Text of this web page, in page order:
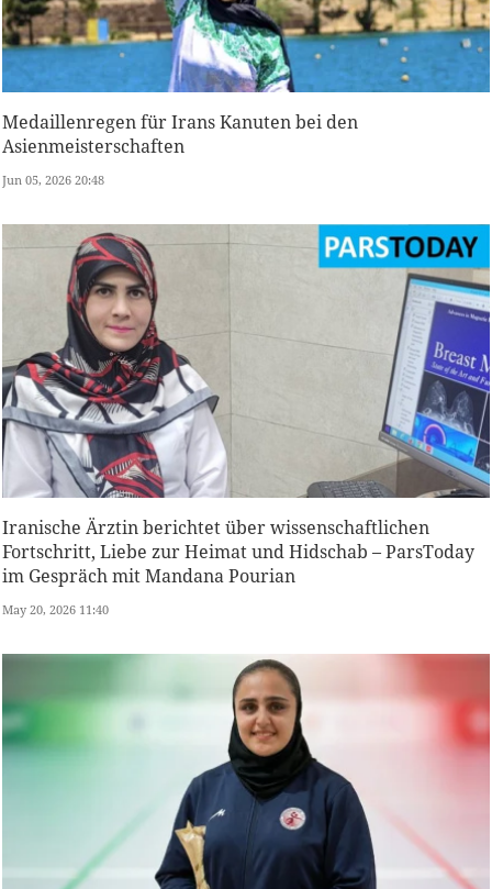
Medaillenregen für Irans Kanuten bei den
Asienmeisterschaften
Jun 05, 2026 20:48
Iranische Ärztin berichtet über wissenschaftlichen
Fortschritt, Liebe zur Heimat und Hidschab – ParsToday
im Gespräch mit Mandana Pourian
May 20, 2026 11:40